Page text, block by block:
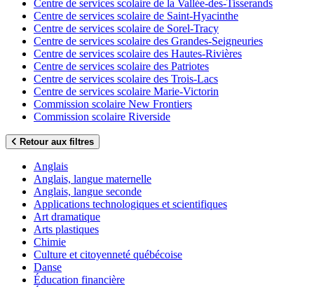
Centre de services scolaire de la Vallée-des-Tisserands
Centre de services scolaire de Saint-Hyacinthe
Centre de services scolaire de Sorel-Tracy
Centre de services scolaire des Grandes-Seigneuries
Centre de services scolaire des Hautes-Rivières
Centre de services scolaire des Patriotes
Centre de services scolaire des Trois-Lacs
Centre de services scolaire Marie-Victorin
Commission scolaire New Frontiers
Commission scolaire Riverside
Retour aux filtres
Anglais
Anglais, langue maternelle
Anglais, langue seconde
Applications technologiques et scientifiques
Art dramatique
Arts plastiques
Chimie
Culture et citoyenneté québécoise
Danse
Éducation financière